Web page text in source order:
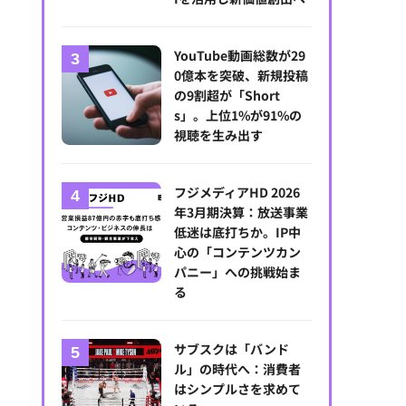
「ワクワーク」
YouTube動画総数が29
0億本を突破、新規投稿
の9割超が「Short
s」。上位1%が91%の
視聴を生み出す
フジメディアHD 2026
年3月期決算：放送事業
低迷は底打ちか。IP中
心の「コンテンツカン
パニー」への挑戦始ま
る
サブスクは「バンド
ル」の時代へ：消費者
はシンプルさを求めて